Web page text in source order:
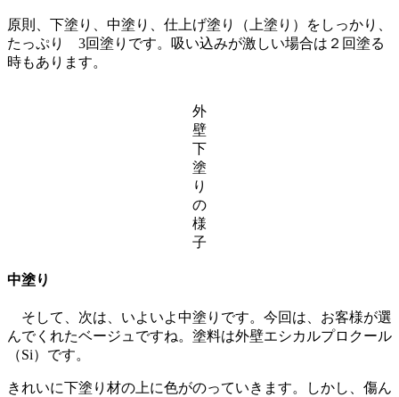
原則、下塗り、中塗り、仕上げ塗り（上塗り）をしっかり、
たっぷり 3回塗りです。吸い込みが激しい場合は２回塗る
時もあります。
外
壁
下
塗
り
の
様
子
中塗り
そして、次は、いよいよ中塗りです。今回は、お客様が選
んでくれたベージュですね。塗料は外壁エシカルプロクール
（Si）です。
きれいに下塗り材の上に色がのっていきます。しかし、傷ん